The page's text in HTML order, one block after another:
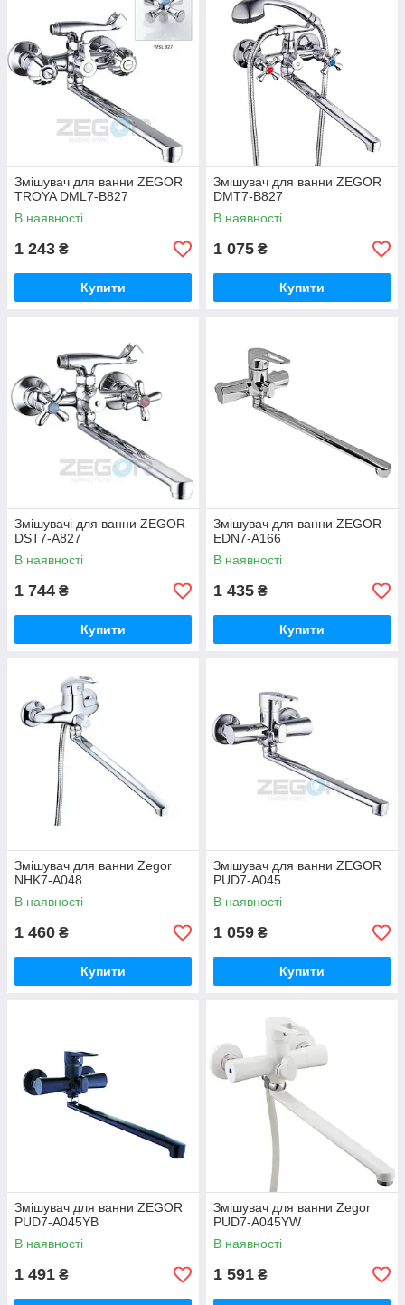
Змішувач для ванни ZEGOR
TROYA DML7-B827
В наявності
1 243 ₴
Купити
Змішувач для ванни ZEGOR
DMT7-B827
В наявності
1 075 ₴
Купити
Змішувачі для ванни ZEGOR
DST7-A827
В наявності
1 744 ₴
Купити
Змішувач для ванни ZEGOR
EDN7-A166
В наявності
1 435 ₴
Купити
Змішувач для ванни Zegor
NHK7-А048
В наявності
1 460 ₴
Купити
Змішувач для ванни ZEGOR
PUD7-A045
В наявності
1 059 ₴
Купити
Змішувач для ванни ZEGOR
PUD7-A045YB
В наявності
1 491 ₴
Змішувач для ванни Zegor
PUD7-A045YW
В наявності
1 591 ₴